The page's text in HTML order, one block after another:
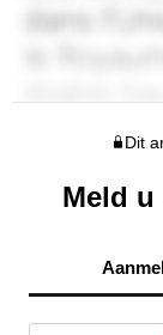
Dit
Meld u